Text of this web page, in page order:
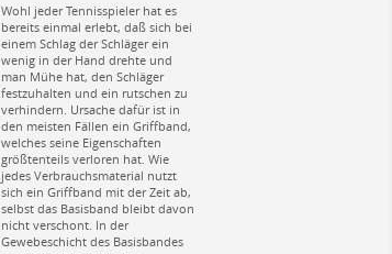
Wohl jeder Tennisspieler hat es
bereits einmal erlebt, daß sich bei
einem Schlag der Schläger ein
wenig in der Hand drehte und
man Mühe hat, den Schläger
festzuhalten und ein rutschen zu
verhindern. Ursache dafür ist in
den meisten Fällen ein Griffband,
welches seine Eigenschaften
größtenteils verloren hat. Wie
jedes Verbrauchsmaterial nutzt
sich ein Griffband mit der Zeit ab,
selbst das Basisband bleibt davon
nicht verschont. In der
Gewebeschicht des Basisbandes